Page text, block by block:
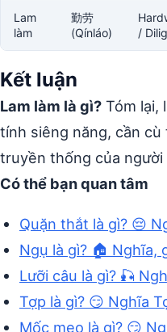
Lam
làm
勤劳
(Qínláo)
/
Kết luận
Lam làm là gì? Tóm lại,
tính siêng năng, cần
truyền thống của người
Có thể bạn quan tâm
Quặn thắt là gì? 😔
Ngụ là gì? 🏠 Nghĩa,
Lưỡi câu là gì? 🎣
Tợp là gì? 😏 Nghĩa
Mốc meo là gì? 😏